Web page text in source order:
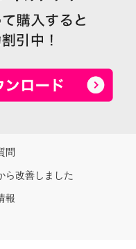
問
ら改善しました
報